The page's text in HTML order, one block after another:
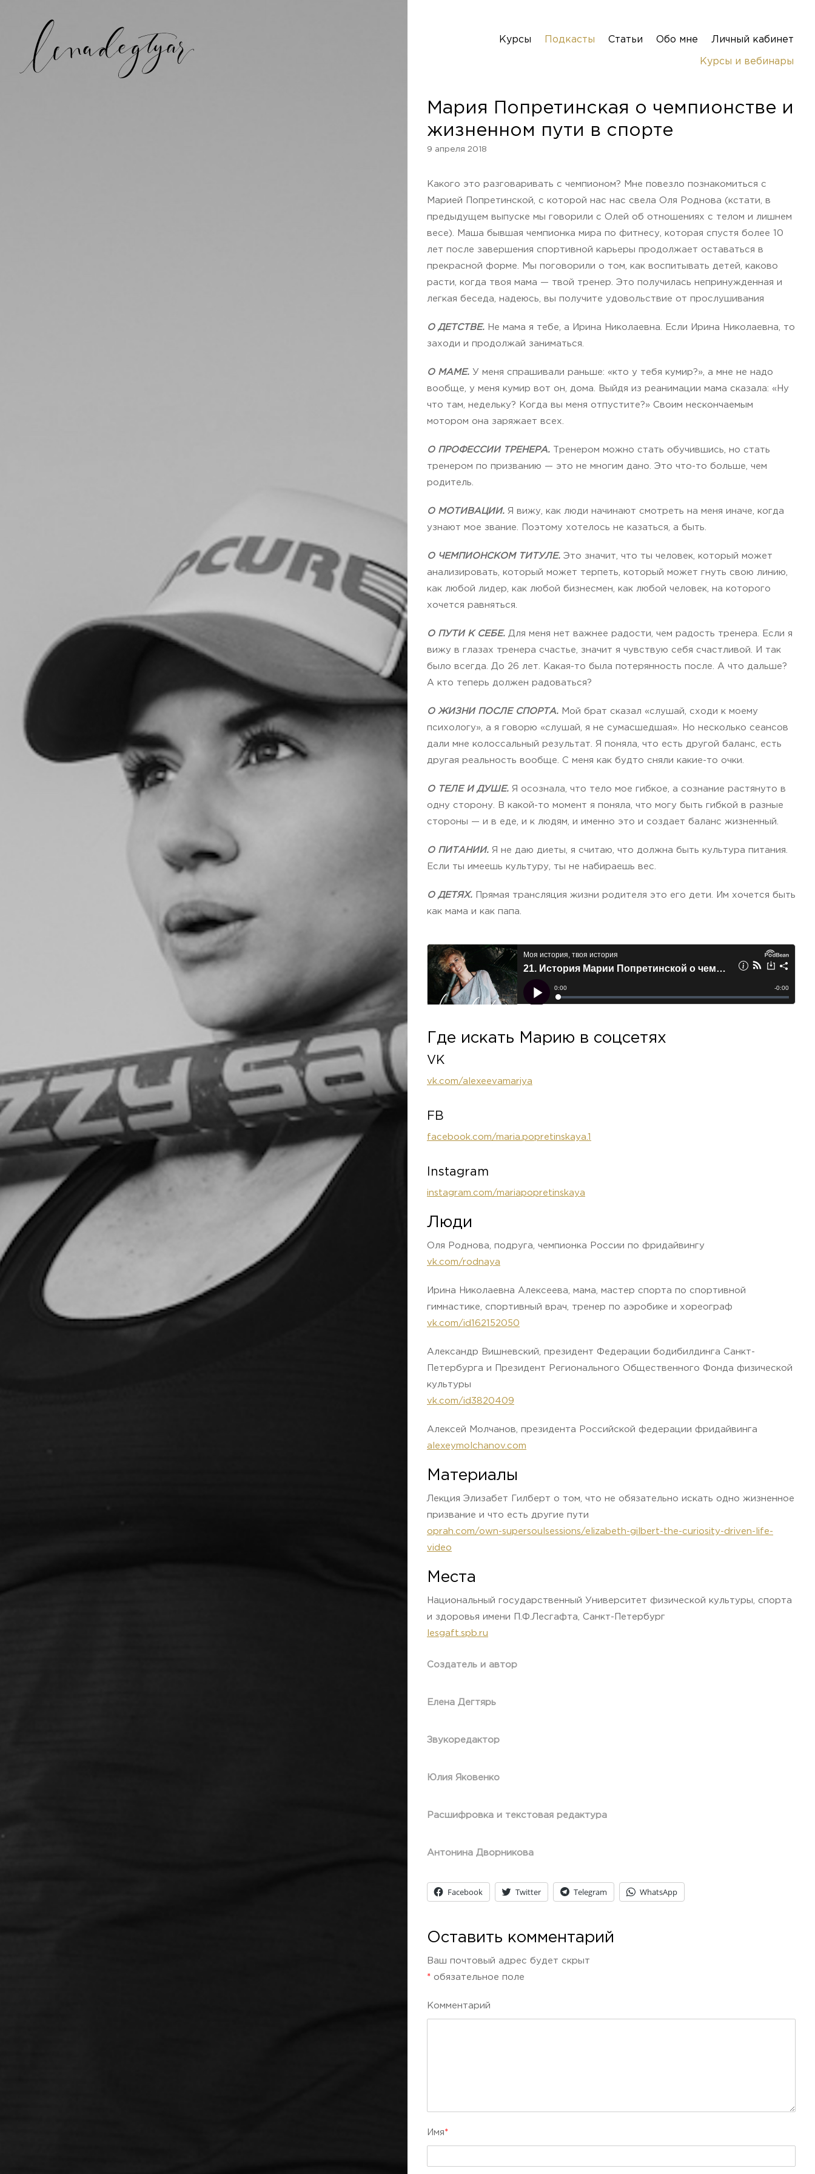
Курсы Подкасты Статьи Обо мне Личный кабинет
Курсы и вебинары
Мария Попретинская о чемпионстве и
жизненном пути в спорте
9 апреля 2018
Какого это разговаривать с чемпионом? Мне повезло познакомиться с
Марией Попретинской, с которой нас нас свела Оля Роднова (кстати, в
предыдущем выпуске мы говорили с Олей об отношениях с телом и лишнем
весе). Маша бывшая чемпионка мира по фитнесу, которая спустя более 10
лет после завершения спортивной карьеры продолжает оставаться в
прекрасной форме. Мы поговорили о том, как воспитывать детей, каково
расти, когда твоя мама — твой тренер. Это получилась непринужденная и
легкая беседа, надеюсь, вы получите удовольствие от прослушивания
О ДЕТСТВЕ. Не мама я тебе, а Ирина Николаевна. Если Ирина Николаевна, то
заходи и продолжай заниматься.
О МАМЕ. У меня спрашивали раньше: «кто у тебя кумир?», а мне не надо
вообще, у меня кумир вот он, дома. Выйдя из реанимации мама сказала: «Ну
что там, недельку? Когда вы меня отпустите?» Своим нескончаемым
мотором она заряжает всех.
О ПРОФЕССИИ ТРЕНЕРА. Тренером можно стать обучившись, но стать
тренером по призванию — это не многим дано. Это что-то больше, чем
родитель.
О МОТИВАЦИИ. Я вижу, как люди начинают смотреть на меня иначе, когда
узнают мое звание. Поэтому хотелось не казаться, а быть.
О ЧЕМПИОНСКОМ ТИТУЛЕ. Это значит, что ты человек, который может
анализировать, который может терпеть, который может гнуть свою линию,
как любой лидер, как любой бизнесмен, как любой человек, на которого
хочется равняться.
О ПУТИ К СЕБЕ. Для меня нет важнее радости, чем радость тренера. Если я
вижу в глазах тренера счастье, значит я чувствую себя счастливой. И так
было всегда. До 26 лет. Какая-то была потерянность после. А что дальше?
А кто теперь должен радоваться?
О ЖИЗНИ ПОСЛЕ СПОРТА. Мой брат сказал «слушай, сходи к моему
психологу», а я говорю «слушай, я не сумасшедшая». Но несколько сеансов
дали мне колоссальный результат. Я поняла, что есть другой баланс, есть
другая реальность вообще. С меня как будто сняли какие-то очки.
О ТЕЛЕ И ДУШЕ. Я осознала, что тело мое гибкое, а сознание растянуто в
одну сторону. В какой-то момент я поняла, что могу быть гибкой в разные
стороны — и в еде, и к людям, и именно это и создает баланс жизненный.
О ПИТАНИИ. Я не даю диеты, я считаю, что должна быть культура питания.
Если ты имеешь культуру, ты не набираешь вес.
О ДЕТЯХ. Прямая трансляция жизни родителя это его дети. Им хочется быть
как мама и как папа.
Где искать Марию в соцсетях
VK
vk.com/alexeevamariya
FB
facebook.com/maria.popretinskaya.1
Instagram
instagram.com/mariapopretinskaya
Люди
Оля Роднова, подруга, чемпионка России по фридайвингу
vk.com/rodnaya
Ирина Николаевна Алексеева, мама, мастер спорта по спортивной
гимнастике, спортивный врач, тренер по аэробике и хореограф
vk.com/id162152050
Александр Вишневский, президент Федерации бодибилдинга Санкт-
Петербурга и Президент Регионального Общественного Фонда физической
культуры
vk.com/id3820409
Алексей Молчанов, президента Российской федерации фридайвинга
alexeymolchanov.com
Материалы
Лекция Элизабет Гилберт о том, что не обязательно искать одно жизненное
призвание и что есть другие пути
oprah.com/own-supersoulsessions/elizabeth-gilbert-the-curiosity-driven-life-
video
Места
Национальный государственный Университет физической культуры, спорта
и здоровья имени П.Ф.Лесгафта, Санкт-Петербург
lesgaft.spb.ru
Создатель и автор
Елена Дегтярь
Звукоредактор
Юлия Яковенко
Расшифровка и текстовая редактура
Антонина Дворникова
Facebook Twitter Telegram WhatsApp
Оставить комментарий
Ваш почтовый адрес будет скрыт
* обязательное поле
Kомментарий
Имя*